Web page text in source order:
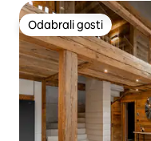
Odabrali gosti
Odabrali gosti